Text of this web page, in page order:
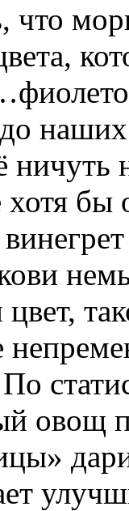
что
хотя
цвет,
овощ